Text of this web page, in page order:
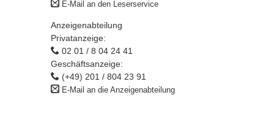
E-Mail an den Leserservice
Anzeigenabteilung
Privatanzeige:
02 01 / 8 04 24 41
Geschäftsanzeige:
(+49) 201 / 804 23 91
E-Mail an die Anzeigenabteilung